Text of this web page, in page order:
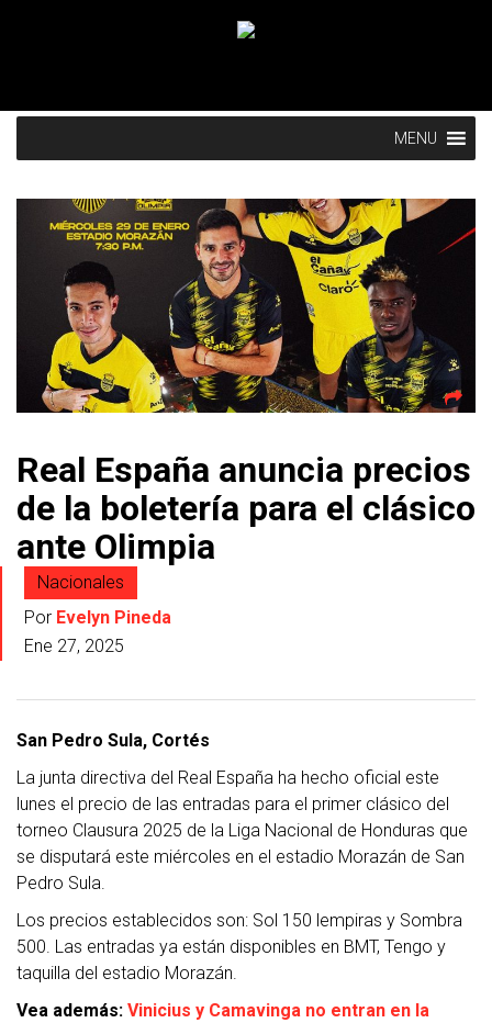
MENU
Real España anuncia precios
de la boletería para el clásico
ante Olimpia
Nacionales
Por Evelyn Pineda
Ene 27, 2025
San Pedro Sula, Cortés
La junta directiva del Real España ha hecho oficial este
lunes el precio de las entradas para el primer clásico del
torneo Clausura 2025 de la Liga Nacional de Honduras que
se disputará este miércoles en el estadio Morazán de San
Pedro Sula.
Los precios establecidos son: Sol 150 lempiras y Sombra
500. Las entradas ya están disponibles en BMT, Tengo y
taquilla del estadio Morazán.
Vea además: Vinicius y Camavinga no entran en la